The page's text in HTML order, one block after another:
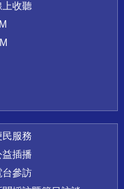
上收聽
民服務
益插播
台參訪